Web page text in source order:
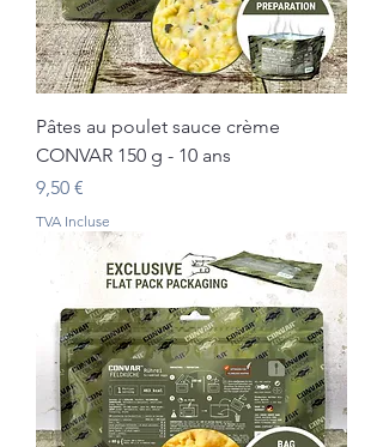
Pâtes au poulet sauce crème
CONVAR 150 g - 10 ans
Prix
9,50 €
TVA Incluse